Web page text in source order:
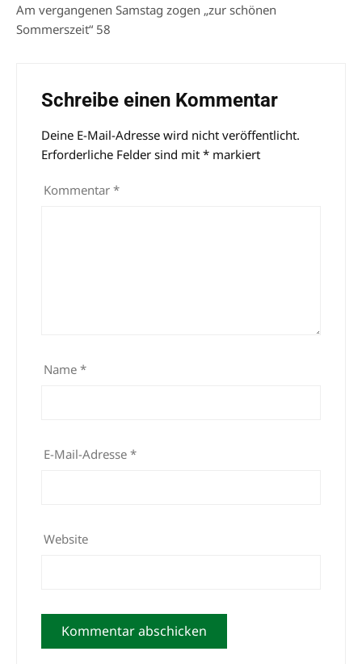
Am vergangenen Samstag zogen „zur schönen
Sommerszeit“ 58
Schreibe einen Kommentar
Deine E-Mail-Adresse wird nicht veröffentlicht.
Erforderliche Felder sind mit * markiert
Kommentar *
Name *
E-Mail-Adresse *
Website
Alternative: